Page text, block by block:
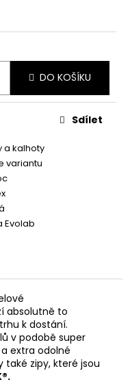
DO KOŠÍKU
a kalhoty
variantu
Evolab
Sdílet
absolutně to
k dostání.
v podobě super
extra odolné
také zipy, které jsou